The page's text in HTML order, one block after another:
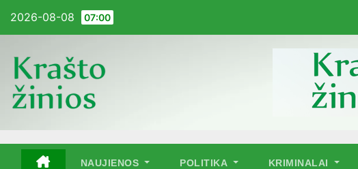
2026-08-08 07:00
NAUJIENOS POLITIKA KRIMINALAI